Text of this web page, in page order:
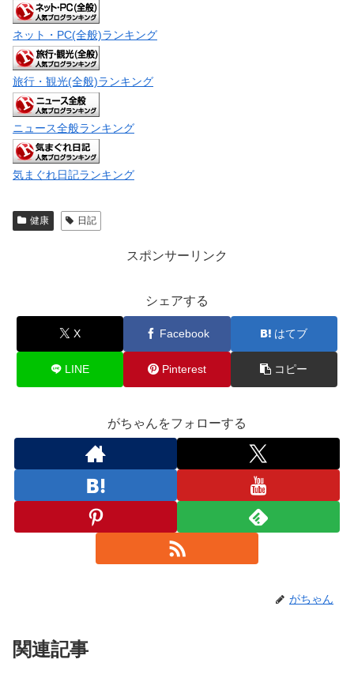
ネット・PC(全般)ランキング
旅行・観光(全般)ランキング
ニュース全般ランキング
気まぐれ日記ランキング
健康 日記
スポンサーリンク
シェアする
X Facebook はてブ
LINE Pinterest コピー
がちゃんをフォローする
がちゃん
関連記事